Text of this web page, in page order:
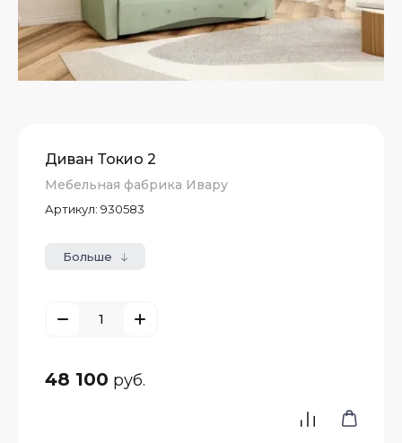
Диван Токио 2
Мебельная фабрика Ивару
Артикул: 930583
Больше
48 100 руб.